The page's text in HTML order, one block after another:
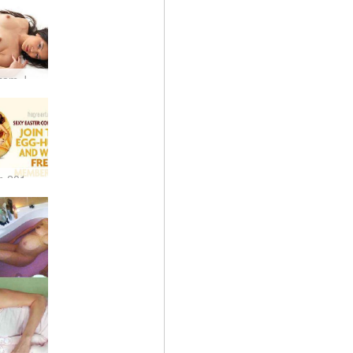
Hegre.com 2010. gada Lieldienu olu medības